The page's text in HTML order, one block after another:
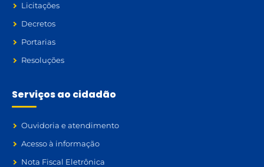
Licitações
Decretos
Portarias
Resoluções
Serviços ao cidadão
Ouvidoria e atendimento
Acesso à informação
Nota Fiscal Eletrônica